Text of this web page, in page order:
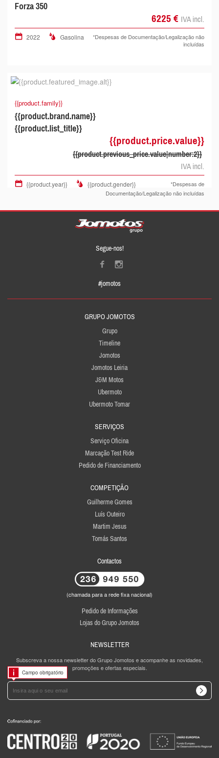
Forza 350
6225 € IVA incl.
2022 Gasolina
*Despesas de Documentação/Legalização não
incluídas
{{product.family}}
{{product.brand.name}}
{{product.list_title}}
{{product.price.value}}
{{product.previous_price.value|number:2}}
IVA incl.
{{product.year}} {{product.gender}}
*Despesas de
Documentação/Legalização não incluídas
Segue-nos!
#jomotos
GRUPO JOMOTOS
Grupo
Timeline
Jomotos
Jomotos Leiria
J&M Motos
Ubermoto
Ubermoto Tomar
SERVIÇOS
Serviço Oficina
Marcação Test Ride
Pedido de Financiamento
COMPETIÇÃO
Guilherme Gomes
Luís Outeiro
Martim Jesus
Tomás Santos
Contactos
(chamada para a rede fixa nacional)
Pedido de Informações
Lojas do Grupo Jomotos
NEWSLETTER
Subscreva a nossa newsletter do Grupo Jomotos e acompanhe as novidades,
promoções e ofertas especiais.
Campo obrigatório